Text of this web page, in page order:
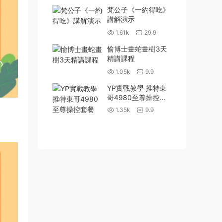
梵公子《一約得吃》
講解演示
1.61k 29.9
愉博士畫蛇畫樹3天
精講課程
1.05k 9.9
YP實戰教學 推特東
哥4980至尊操控套
餐 1.35k 9.9